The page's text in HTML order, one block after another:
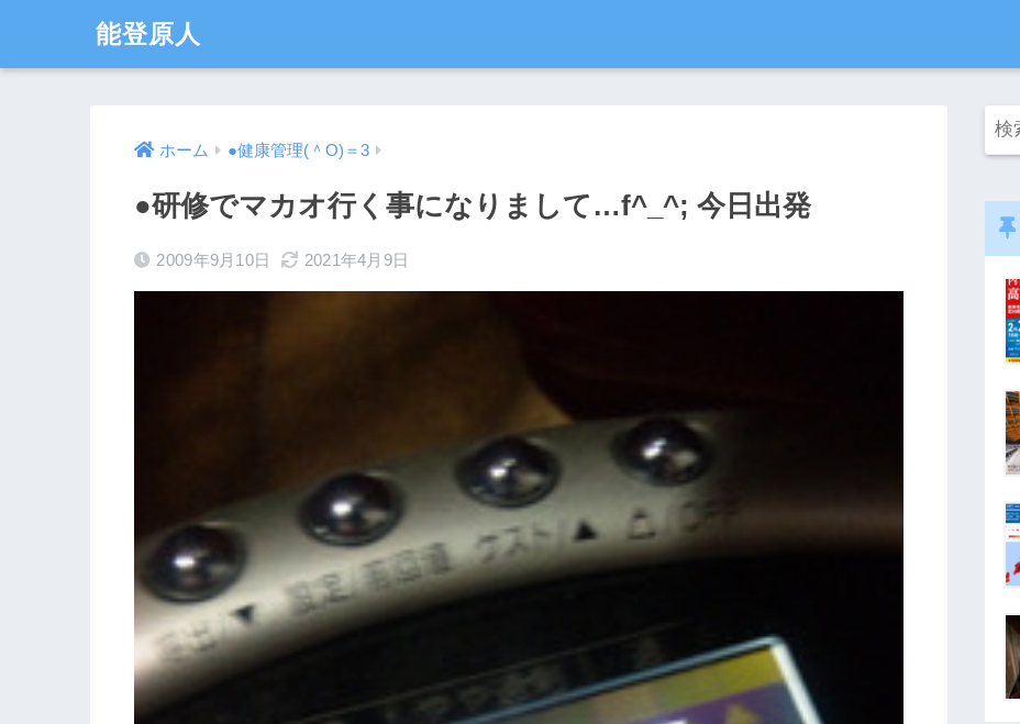
能登原人
ホーム ●健康管理(＾O)＝3
●研修でマカオ行く事になりまして…f^_^; 今日出発
2009年9月10日 2021年4月9日